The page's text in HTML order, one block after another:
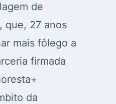
de
que, 27 anos
mais fôlego a
firmada
da